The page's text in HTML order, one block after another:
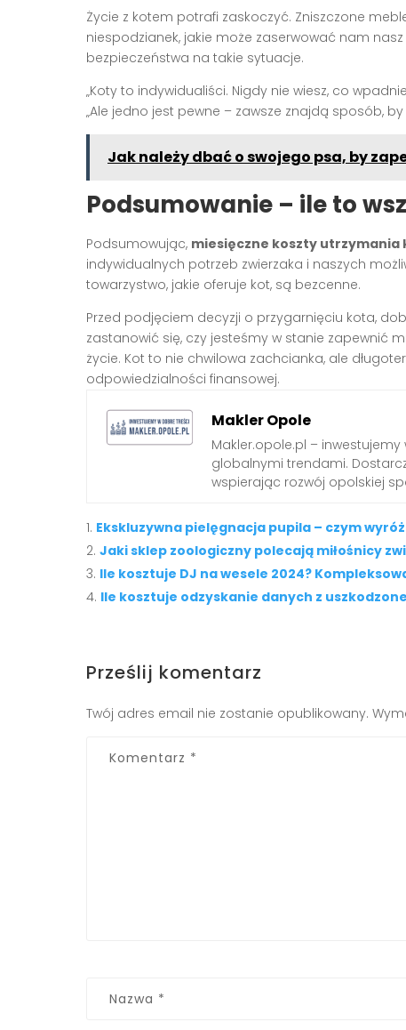
Życie z kotem potrafi zaskoczyć. Zniszczone
niespodzianek, jakie może zaserwować nam
bezpieczeństwa na takie sytuacje.
„Koty to indywidualiści. Nigdy nie wiesz, co
„Ale jedno jest pewne – zawsze znajdą sposób,
Jak należy dbać o swojego psa, by
Podsumowanie – ile to
Podsumowując, miesięczne koszty utrzymania
indywidualnych potrzeb zwierzaka i naszych
towarzystwo, jakie oferuje kot, są bezcenne.
Przed podjęciem decyzji o przygarnięciu kota,
zastanowić się, czy jesteśmy w stanie zapewnić
życie. Kot to nie chwilowa zachcianka, ale
odpowiedzialności finansowej.
Makler Opole
Makler.opole.pl –
globalnymi trendami.
wspierając rozwój opolskiej
Ekskluzywna pielęgnacja pupila – czym
Jaki sklep zoologiczny polecają miłośnicy
Ile kosztuje DJ na wesele 2024?
Ile kosztuje odzyskanie danych z
Prześlij komentarz
Twój adres email nie zostanie opublikowany.